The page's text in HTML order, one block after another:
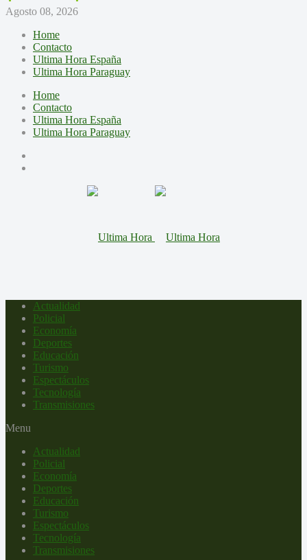
Agosto 08, 2026
Home
Contacto
Ultima Hora España
Ultima Hora Paraguay
Home
Contacto
Ultima Hora España
Ultima Hora Paraguay
Actualidad
Policial
Economía
Deportes
Educación
Turismo
Espectáculos
Tecnología
Transmisiones
Menu
Actualidad
Policial
Economía
Deportes
Educación
Turismo
Espectáculos
Tecnología
Transmisiones